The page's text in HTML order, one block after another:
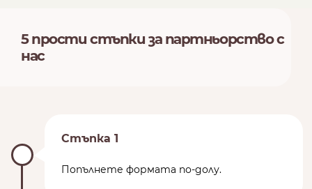
5 прости стъпки за партньорство с
нас
Стъпка 1
Попълнете формата по-долу.